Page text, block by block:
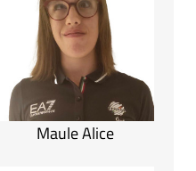
Maule Alice